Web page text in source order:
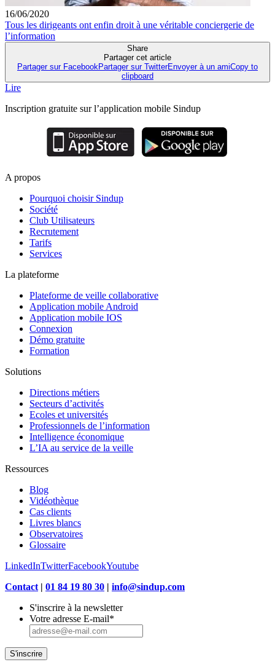
16/06/2020
Tous les dirigeants ont enfin droit à une véritable conciergerie de
l’information
Share
Partager cet article
Partager sur Facebook Partager sur TwitterEnvoyer à un amiCopy to
clipboard
Lire
Inscription gratuite sur l’application mobile Sindup
A propos
Pourquoi choisir Sindup
Société
Club Utilisateurs
Recrutement
Tarifs
Services
La plateforme
Plateforme de veille collaborative
Application mobile Android
Application mobile IOS
Connexion
Démo gratuite
Formation
Solutions
Directions métiers
Secteurs d’activités
Ecoles et universités
Professionnels de l’information
Intelligence économique
L’IA au service de la veille
Ressources
Blog
Vidéothèque
Cas clients
Livres blancs
Observatoires
Glossaire
LinkedInTwitterFacebookYoutube
Contact | 01 84 19 80 30 | info@sindup.com
S'inscrire à la newsletter
Votre adresse E-mail*
S'inscrire